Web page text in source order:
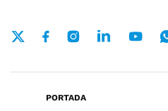
PORTADA